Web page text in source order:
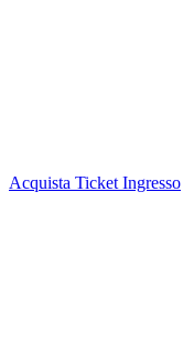
Acquista Ticket Ingresso